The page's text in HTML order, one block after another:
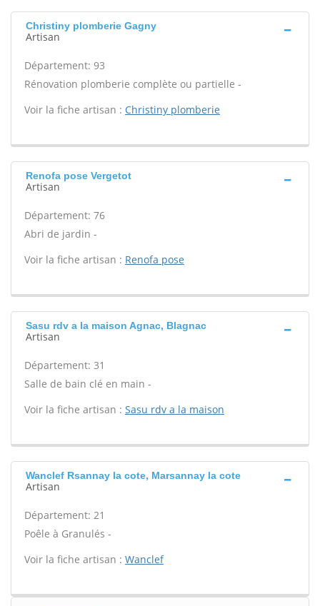
Christiny plomberie Gagny
Artisan
Département: 93
Rénovation plomberie complète ou partielle -
Voir la fiche artisan : Christiny plomberie
Renofa pose Vergetot
Artisan
Département: 76
Abri de jardin -
Voir la fiche artisan : Renofa pose
Sasu rdv a la maison Agnac, Blagnac
Artisan
Département: 31
Salle de bain clé en main -
Voir la fiche artisan : Sasu rdv a la maison
Wanclef Rsannay la cote, Marsannay la cote
Artisan
Département: 21
Poêle à Granulés -
Voir la fiche artisan : Wanclef